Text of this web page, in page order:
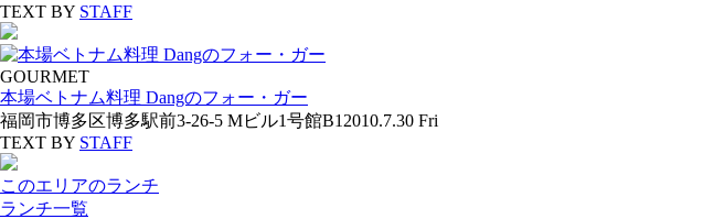
TEXT BY STAFF
GOURMET
本場ベトナム料理 Dangのフォー・ガー
福岡市博多区博多駅前3-26-5 Mビル1号館B1 2010.7.30 Fri
TEXT BY STAFF
このエリアのランチ
ランチ一覧